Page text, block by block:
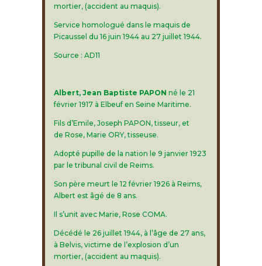
mortier, (accident au maquis).
Service homologué dans le maquis de
Picaussel du 16 juin 1944 au 27 juillet 1944.
Source : AD11
Albert, Jean Baptiste PAPON né le 21
février 1917 à Elbeuf en Seine Maritime.
Fils d’Emile, Joseph PAPON, tisseur, et
de Rose, Marie ORY, tisseuse.
Adopté pupille de la nation le 9 janvier 1923
par le tribunal civil de Reims.
Son père meurt le 12 février 1926 à Reims,
Albert est âgé de 8 ans.
Il s’unit avec Marie, Rose COMA.
Décédé le 26 juillet 1944, à l’âge de 27 ans,
à Belvis, victime de l’explosion d’un
mortier, (accident au maquis).